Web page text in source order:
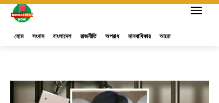
হোম সংবাদ বাংলাদেশ রাজনীতি অপরাধ মানবাধিকার আরো